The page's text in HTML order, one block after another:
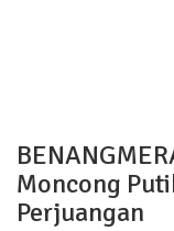
Moncong
Perjuangan